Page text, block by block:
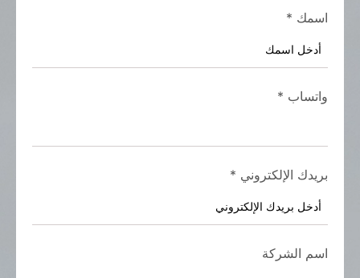
اسمك *
واتساب *
بريدك الإلكتروني *
اسم الشركة